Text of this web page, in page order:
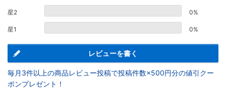
星2 0%
星1 0%
レビューを書く
毎月3件以上の商品レビュー投稿で投稿件数×500円分の値引クー
ポンプレゼント！